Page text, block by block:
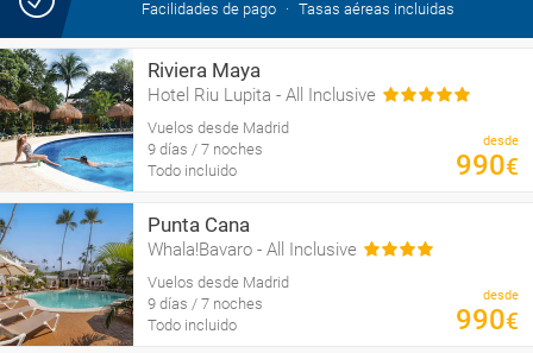
Facilidades de pago Tasas aéreas incluidas
Riviera Maya
Hotel Riu Lupita - All Inclusive
Vuelos desde Madrid
9 días / 7 noches
Todo incluido
desde
990€
Punta Cana
Whala!Bavaro - All Inclusive
Vuelos desde Madrid
9 días / 7 noches
Todo incluido
desde
990€